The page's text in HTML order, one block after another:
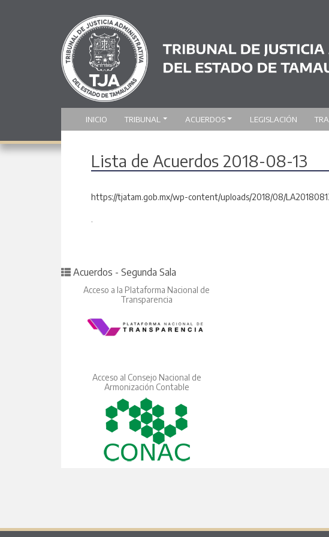
INICIO TRIBUNAL ACUERDOS LEGISLACIÓN
Lista de Acuerdos 2018-08-13
https://tjatam.gob.mx/wp-content/uploads/2018/08/
.
Posted in
Acuerdos - Segunda Sala
Acceso a la Plataforma Nacional de
Transparencia
Acceso al Consejo Nacional de
Armonización Contable